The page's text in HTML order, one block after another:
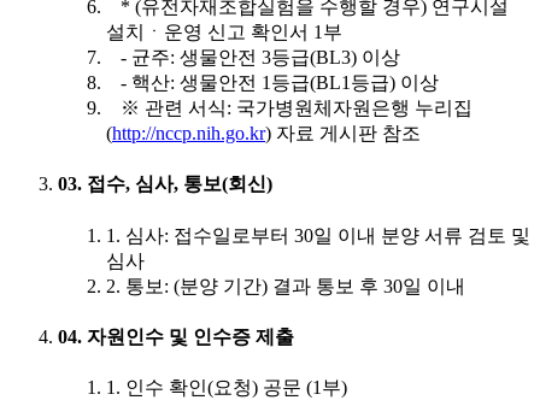
* (유전자재조합실험을 수행할 경우) 연구시설
설치ㆍ운영 신고 확인서 1부
- 균주: 생물안전 3등급(BL3) 이상
- 핵산: 생물안전 1등급(BL1등급) 이상
※ 관련 서식: 국가병원체자원은행 누리집
(http://nccp.nih.go.kr) 자료 게시판 참조
03. 접수, 심사, 통보(회신)
1. 심사: 접수일로부터 30일 이내 분양 서류 검토 및
심사
2. 통보: (분양 기간) 결과 통보 후 30일 이내
04. 자원인수 및 인수증 제출
1. 인수 확인(요청) 공문 (1부)